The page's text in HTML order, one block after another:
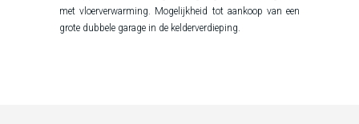
met vloerverwarming. Mogelijkheid tot aankoop van een
grote dubbele garage in de kelderverdieping.